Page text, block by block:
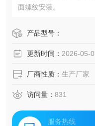
面螺纹安装。
产品型号：
更新时间： 2026-05-
厂商性质： 生产厂家
访问量： 831
服务热线